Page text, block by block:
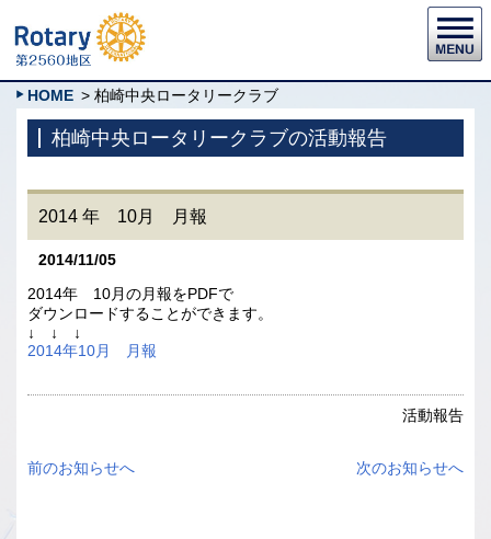
HOME > 柏崎中央ロータリークラブ
柏崎中央ロータリークラブの活動報告
2014 年 10月 月報
2014/11/05
2014年 10月の月報をPDFで
ダウンロードすることができます。
↓ ↓ ↓
2014年10月 月報
活動報告
前のお知らせへ 次のお知らせへ